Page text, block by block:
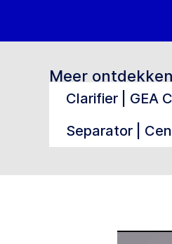
Meer ontdekken
Clarifier | GEA
Separator |